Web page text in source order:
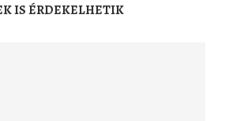
IS ÉRDEKELHETIK